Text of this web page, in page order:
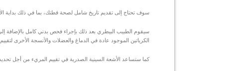
سوف تحتاج إلى تقديم تاريخ شامل لصحة قطتك، بما في ذلك بداية
سيقوم الطبيب البيطري بعد ذلك بإجراء فحص بدني كامل بالإضافة إلى
الكرياتين الموجود عادة في الدماغ والعضلات والأنسجة الأخرى
كما ستساعد الأشعة السينية الصدرية في تقييم المريء من أجل